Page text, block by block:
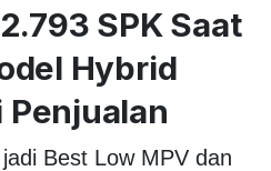
SPK Saat
Hybrid
Best Low MPV dan